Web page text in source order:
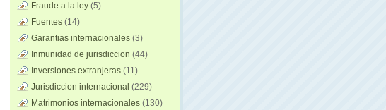
Fraude a la ley (5)
Fuentes (14)
Garantias internacionales (3)
Inmunidad de jurisdiccion (44)
Inversiones extranjeras (11)
Jurisdiccion internacional (229)
Matrimonios internacionales (130)